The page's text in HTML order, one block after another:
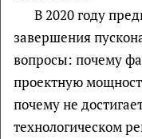
В 2020 году
завершения
вопросы: почему
проектную
почему не
технологическом